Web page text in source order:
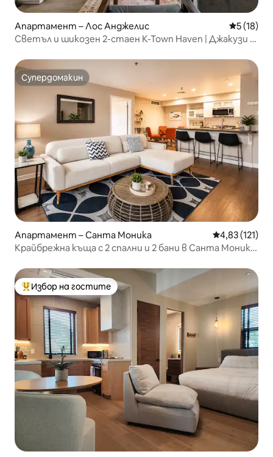
Апартамент – Лос Анджелис Средна
5 (18)
Светъл и шикозен 2-стаен K-Town Haven | Джакузи +
Супердомакин
Супердомакин
Апартамент – Санта Моника Средна
4,83 (121)
Крайбрежна къща с 2 спални и 2 бани в Санта Моника
Най-популярен избор на гостите
Избор на гостите